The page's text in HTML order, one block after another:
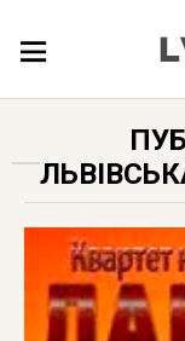
ЛОКАЦІЇ
ПУБЛІКАЦІЇ